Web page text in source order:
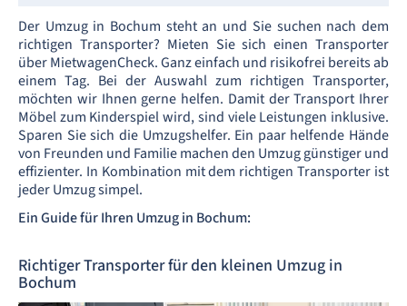
Der Umzug in Bochum steht an und Sie suchen nach dem
richtigen Transporter? Mieten Sie sich einen Transporter
über MietwagenCheck. Ganz einfach und risikofrei bereits ab
einem Tag. Bei der Auswahl zum richtigen Transporter,
möchten wir Ihnen gerne helfen. Damit der Transport Ihrer
Möbel zum Kinderspiel wird, sind viele Leistungen inklusive.
Sparen Sie sich die Umzugshelfer. Ein paar helfende Hände
von Freunden und Familie machen den Umzug günstiger und
effizienter. In Kombination mit dem richtigen Transporter ist
jeder Umzug simpel.
Ein Guide für Ihren Umzug in Bochum:
Richtiger Transporter für den kleinen Umzug in
Bochum